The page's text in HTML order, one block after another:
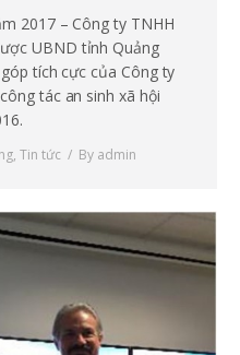
2017 – Công ty TNHH
UBND tỉnh Quảng
tích cực của Công ty
tác an sinh xã hội
, Tin tức By admin